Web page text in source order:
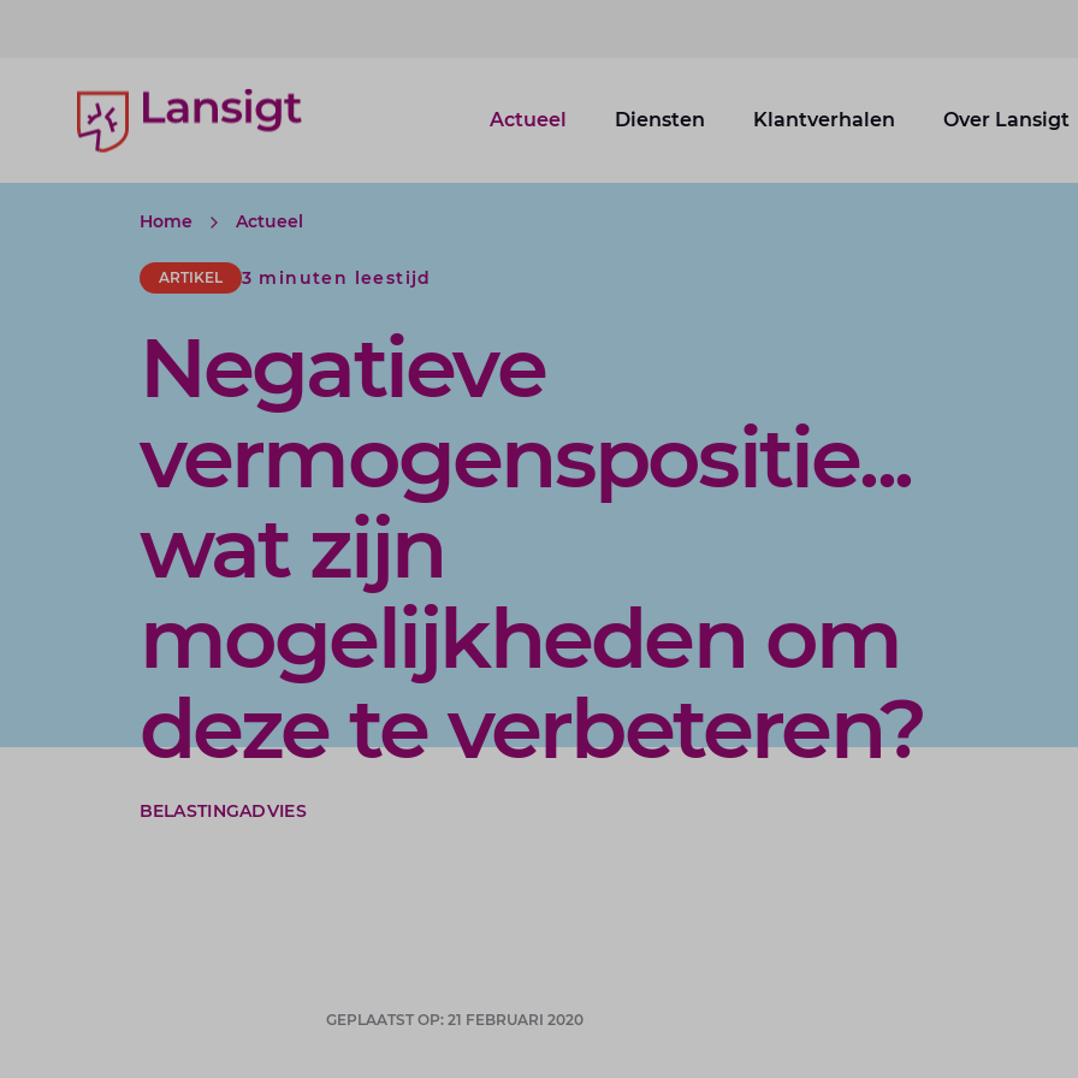
Lansigt Accountants logo
Actueel Diensten Klantverhalen Over Lansigt
Home Actueel
ARTIKEL 3 minuten leestijd
Negatieve
vermogenspositie...
wat zijn
mogelijkheden om
deze te verbeteren?
BELASTINGADVIES
GEPLAATST OP: 21 FEBRUARI 2020